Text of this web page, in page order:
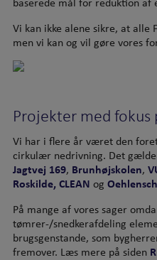
Vi kan ikke alene sikre, at alle
men vi kan og vil gøre vores
Projekter med fokus
Vi har i flere år været den
cirkulær nedrivning. Det
Jagtvej 169, Brunhøjskolen,
Roskilde,CLEAN og
På mange af vores sager
tømrer-/snedkerafdeling
brugsgenstande, som
fremover. Læs mere på siden